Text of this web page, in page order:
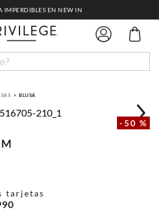
IMPERDIBLES EN NEW IN
BLUSA
-50 %
tarjetas